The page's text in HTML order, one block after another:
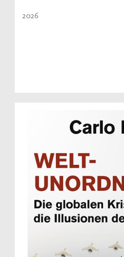
2026